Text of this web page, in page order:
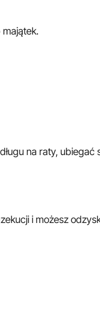
na raty, ubiegać
i możesz